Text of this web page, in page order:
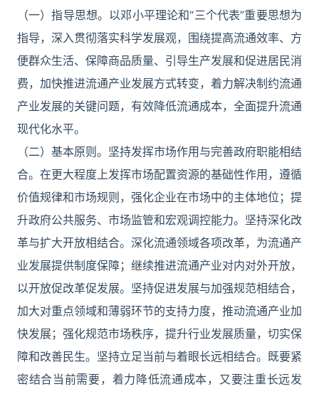
（一）指导思想。以邓小平理论和“三个代表”重要思想为
指导，深入贯彻落实科学发展观，围绕提高流通效率、方
便群众生活、保障商品质量、引导生产发展和促进居民消
费，加快推进流通产业发展方式转变，着力解决制约流通
产业发展的关键问题，有效降低流通成本，全面提升流通
现代化水平。
（二）基本原则。坚持发挥市场作用与完善政府职能相结
合。在更大程度上发挥市场配置资源的基础性作用，遵循
价值规律和市场规则，强化企业在市场中的主体地位；提
升政府公共服务、市场监管和宏观调控能力。坚持深化改
革与扩大开放相结合。深化流通领域各项改革，为流通产
业发展提供制度保障；继续推进流通产业对内对外开放，
以开放促改革促发展。坚持促进发展与加强规范相结合，
加大对重点领域和薄弱环节的支持力度，推动流通产业加
快发展；强化规范市场秩序，提升行业发展质量，切实保
障和改善民生。坚持立足当前与着眼长远相结合。既要紧
密结合当前需要，着力降低流通成本，又要注重长远发